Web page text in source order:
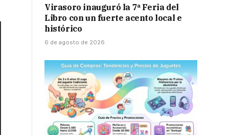
Virasoro inauguró la 7ª Feria del
Libro con un fuerte acento local e
histórico
6 de agosto de 2026